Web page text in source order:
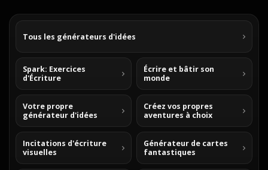
Tous les générateurs d'idées
Spark: Exercices
d'Écriture
Écrire et bâtir son
monde
Votre propre
générateur d'idées
Créez vos propres
aventures à choix
Incitations d'écriture
visuelles
Générateur de cartes
fantastiques